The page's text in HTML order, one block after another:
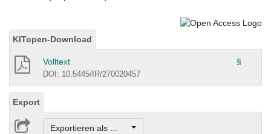
KITopen-Download
Volltext §
DOI: 10.5445/IR/270020457
Export
Exportieren als ...